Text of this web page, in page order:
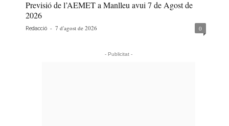
Previsió de l’AEMET a Manlleu avui 7 de Agost de
2026
Redacció - 7 d'agost de 2026 0
- Publicitat -